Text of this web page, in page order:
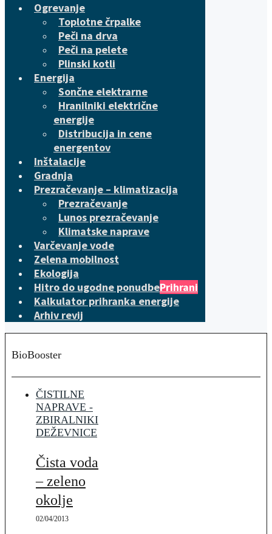
Ogrevanje
Toplotne črpalke
Peči na drva
Peči na pelete
Plinski kotli
Energija
Sončne elektrarne
Hranilniki električne
energije
Distribucija in cene
energentov
Inštalacije
Gradnja
Prezračevanje – klimatizacija
Prezračevanje
Lunos prezračevanje
Klimatske naprave
Varčevanje vode
Zelena mobilnost
Ekologija
Hitro do ugodne ponudbePrihrani
Kalkulator prihranka energije
Arhiv revij
BioBooster
ČISTILNE
NAPRAVE -
ZBIRALNIKI
DEŽEVNICE
Čista voda
– zeleno
okolje
02/04/2013